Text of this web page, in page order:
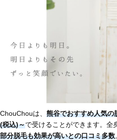
ChouChouは、 熊谷でおすすめ人気の
(税込)～で受けることができます。全
部分脱毛も効果が高いとの口コミ多数